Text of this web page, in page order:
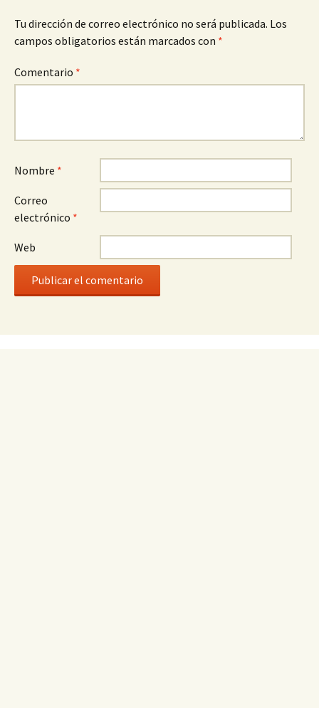
Tu dirección de correo electrónico no será publicada. Los
campos obligatorios están marcados con *
Comentario *
Nombre *
Correo
electrónico *
Web